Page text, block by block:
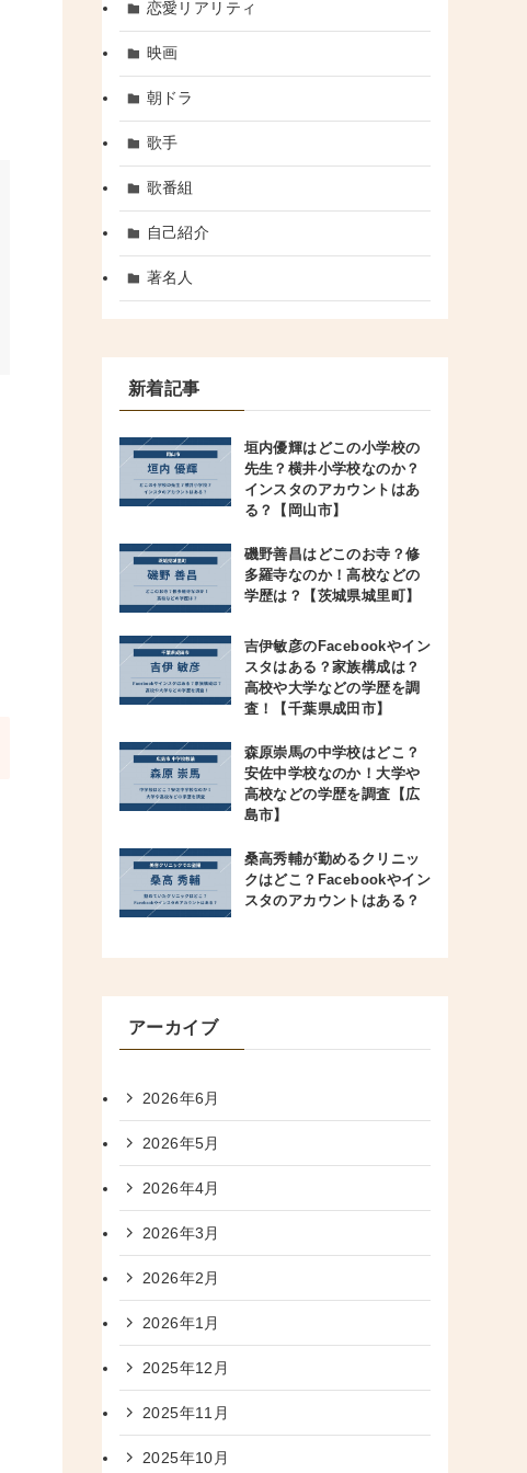
恋愛リアリティ
映画
朝ドラ
歌手
歌番組
自己紹介
著名人
新着記事
垣内優輝はどこの小学校の
先生？横井小学校なのか？
インスタのアカウントはあ
る？【岡山市】
磯野善昌はどこのお寺？修
多羅寺なのか！高校などの
学歴は？【茨城県城里町】
吉伊敏彦のFacebookやイン
スタはある？家族構成は？
高校や大学などの学歴を調
査！【千葉県成田市】
森原崇馬の中学校はどこ？
安佐中学校なのか！大学や
高校などの学歴を調査【広
島市】
桑高秀輔が勤めるクリニッ
クはどこ？Facebookやイン
スタのアカウントはある？
アーカイブ
2026年6月
2026年5月
2026年4月
2026年3月
2026年2月
2026年1月
2025年12月
2025年11月
2025年10月